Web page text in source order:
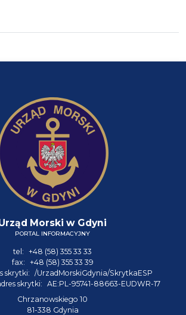
Morski w Gdyni
PORTAL INFORMACYJNY
tel: +48 (58) 355 33 33
fax: +48 (58) 355 33 39
skrytki:
/UrzadMorskiGdynia/SkrytkaESP
skrytki:
AE:PL-95741-88663-EUDWR-17
Chrzanowskiego 10
81-338 Gdynia